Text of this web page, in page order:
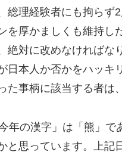
総理経験者にも拘らず
を厚かましくも維持し
絶対に改めなければな
日本人か否かをハッ
た事柄に該当する者は
年の漢字」は「熊」
と思っています。上記